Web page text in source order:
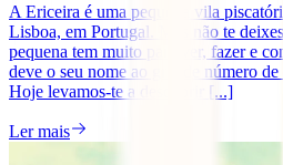
A Ericeira é uma pequena vila
Lisboa, em Portugal. Mas não te
pequena tem muito para ver, fazer e
deve o seu nome ao grande número
Hoje levamos-te a descobrir [...]
Ler mais